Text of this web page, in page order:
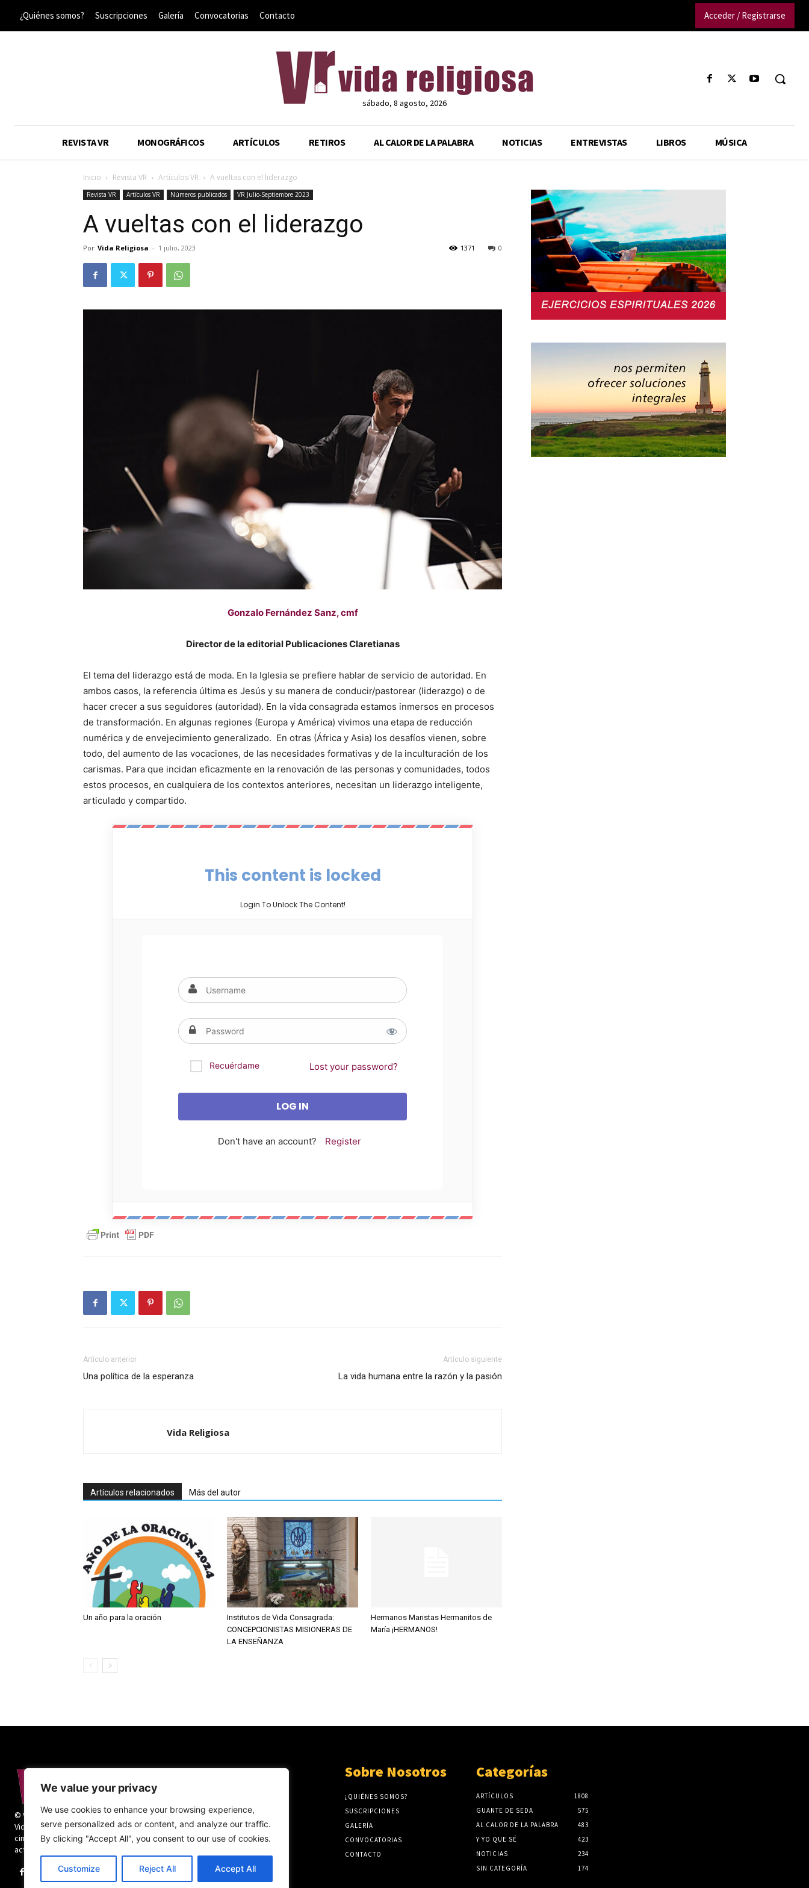
We value your privacy
We use cookies to enhance your browsing experience,
serve personalized ads or content, and analyze our traffic.
By clicking "Accept All", you consent to our use of cookies.
Customize Reject All Accept All
¿Quiénes somos? Suscripciones Galería Convocatorias Contacto Acceder / Registrarse
sábado, 8 agosto, 2026
REVISTA VR MONOGRÁFICOS ARTÍCULOS RETIROS AL CALOR DE LA PALABRA NOTICIAS ENTREVISTAS LIBROS MÚSICA
Inicio Revista VR Artículos VR A vueltas con el liderazgo
Revista VR Artículos VR Números publicados VR Julio-Septiembre 2023
A vueltas con el liderazgo
Por Vida Religiosa - 1 julio, 2023 0
1371
Gonzalo Fernández Sanz, cmf
Director de la editorial Publicaciones Claretianas
El tema del liderazgo está de moda. En la Iglesia se prefiere hablar de servicio de autoridad. En
ambos casos, la referencia última es Jesús y su manera de conducir/pastorear (liderazgo) o de
hacer crecer a sus seguidores (autoridad). En la vida consagrada estamos inmersos en procesos
de transformación. En algunas regiones (Europa y América) vivimos una etapa de reducción
numérica y de envejecimiento generalizado. En otras (África y Asia) los desafíos vienen, sobre
todo, del aumento de las vocaciones, de las necesidades formativas y de la inculturación de los
carismas. Para que incidan eficazmente en la renovación de las personas y comunidades, todos
estos procesos, en cualquiera de los contextos anteriores, necesitan un liderazgo inteligente,
articulado y compartido.
This content is locked
Login To Unlock The Content!
Recuérdame Lost your password?
Don't have an account? Register
Artículo anterior
Una política de la esperanza
Artículo siguiente
La vida humana entre la razón y la pasión
Vida Religiosa
Artículos relacionados Más del autor
Un año para la oración
Institutos de Vida Consagrada:
CONCEPCIONISTAS MISIONERAS DE
LA ENSEÑANZA
Hermanos Maristas Hermanitos de
María ¡HERMANOS!
© Vida Religiosa. Todos los derechos reservados.
Vida Religiosa es una revista mensual y además
cinco números monográficos sobre teología y
actualidad de la vida religiosa.
Sobre Nosotros
¿QUIÉNES SOMOS?
SUSCRIPCIONES
GALERÍA
CONVOCATORIAS
CONTACTO
Categorías
ARTÍCULOS
1808
GUANTE DE SEDA
575
AL CALOR DE LA PALABRA
483
Y YO QUE SÉ
423
NOTICIAS
234
SIN CATEGORÍA
174